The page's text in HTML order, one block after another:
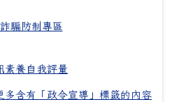
騙防制專區
素養自我評量
多含有「政令宣導」標籤的內容